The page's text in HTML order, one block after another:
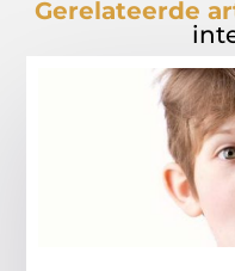
Gerelateerde